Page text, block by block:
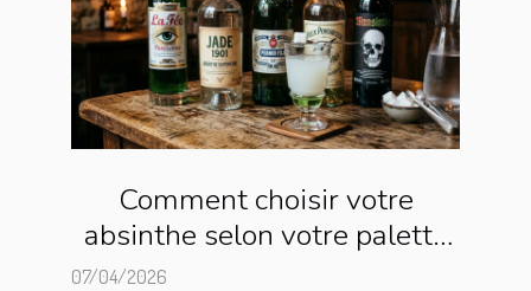
Comment choisir votre
absinthe selon votre palette
07/04/2026